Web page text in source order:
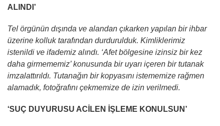
ALINDI’
Tel örgünün dışında ve alandan çıkarken yapılan bir ihbar
üzerine kolluk tarafından durdurulduk. Kimliklerimiz
istenildi ve ifademiz alındı. ‘Afet bölgesine izinsiz bir kez
daha girmememiz’ konusunda bir uyarı içeren bir tutanak
imzalattırıldı. Tutanağın bir kopyasını istememize rağmen
alamadık, fotoğrafını çekmemize de izin verilmedi.
‘SUÇ DUYURUSU ACİLEN İŞLEME KONULSUN’